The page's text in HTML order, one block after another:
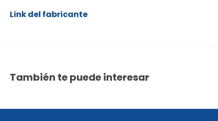
Link del fabricante
También te puede interesar